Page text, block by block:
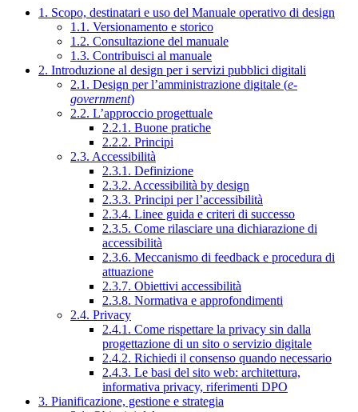
1. Scopo, destinatari e uso del Manuale operativo di design
1.1. Versionamento e storico
1.2. Consultazione del manuale
1.3. Contribuisci al manuale
2. Introduzione al design per i servizi pubblici digitali
2.1. Design per l’amministrazione digitale (e-
government)
2.2. L’approccio progettuale
2.2.1. Buone pratiche
2.2.2. Principi
2.3. Accessibilità
2.3.1. Definizione
2.3.2. Accessibilità by design
2.3.3. Principi per l’accessibilità
2.3.4. Linee guida e criteri di successo
2.3.5. Come rilasciare una dichiarazione di
accessibilità
2.3.6. Meccanismo di feedback e procedura di
attuazione
2.3.7. Obiettivi accessibilità
2.3.8. Normativa e approfondimenti
2.4. Privacy
2.4.1. Come rispettare la privacy sin dalla
progettazione di un sito o servizio digitale
2.4.2. Richiedi il consenso quando necessario
2.4.3. Le basi del sito web: architettura,
informativa privacy, riferimenti DPO
3. Pianificazione, gestione e strategia